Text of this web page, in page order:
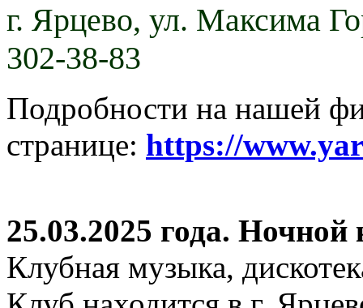
г. Ярцево, ул. Максима
302-38-83
Подробности на нашей
странице: https://
25.03.2025 года.
Клубная музыка,